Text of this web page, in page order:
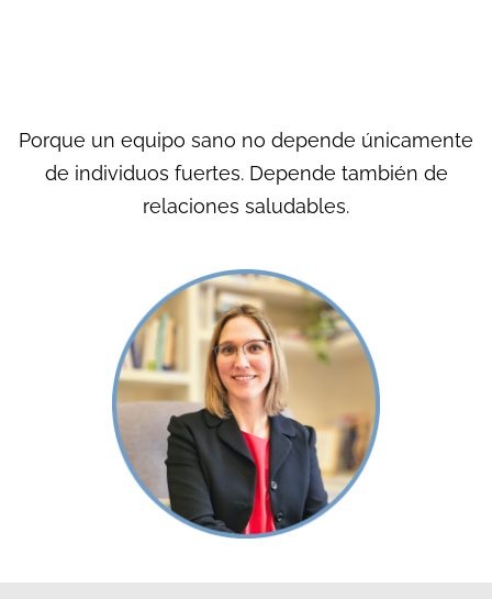
Porque un equipo sano no depende únicamente
de individuos fuertes. Depende también de
relaciones saludables.